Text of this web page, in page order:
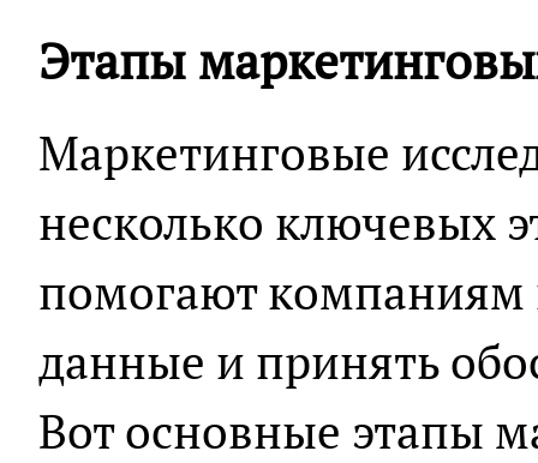
Этапы
Маркетинговые
несколько ключевых
помогают компаниям
данные и принять
Вот основные этапы